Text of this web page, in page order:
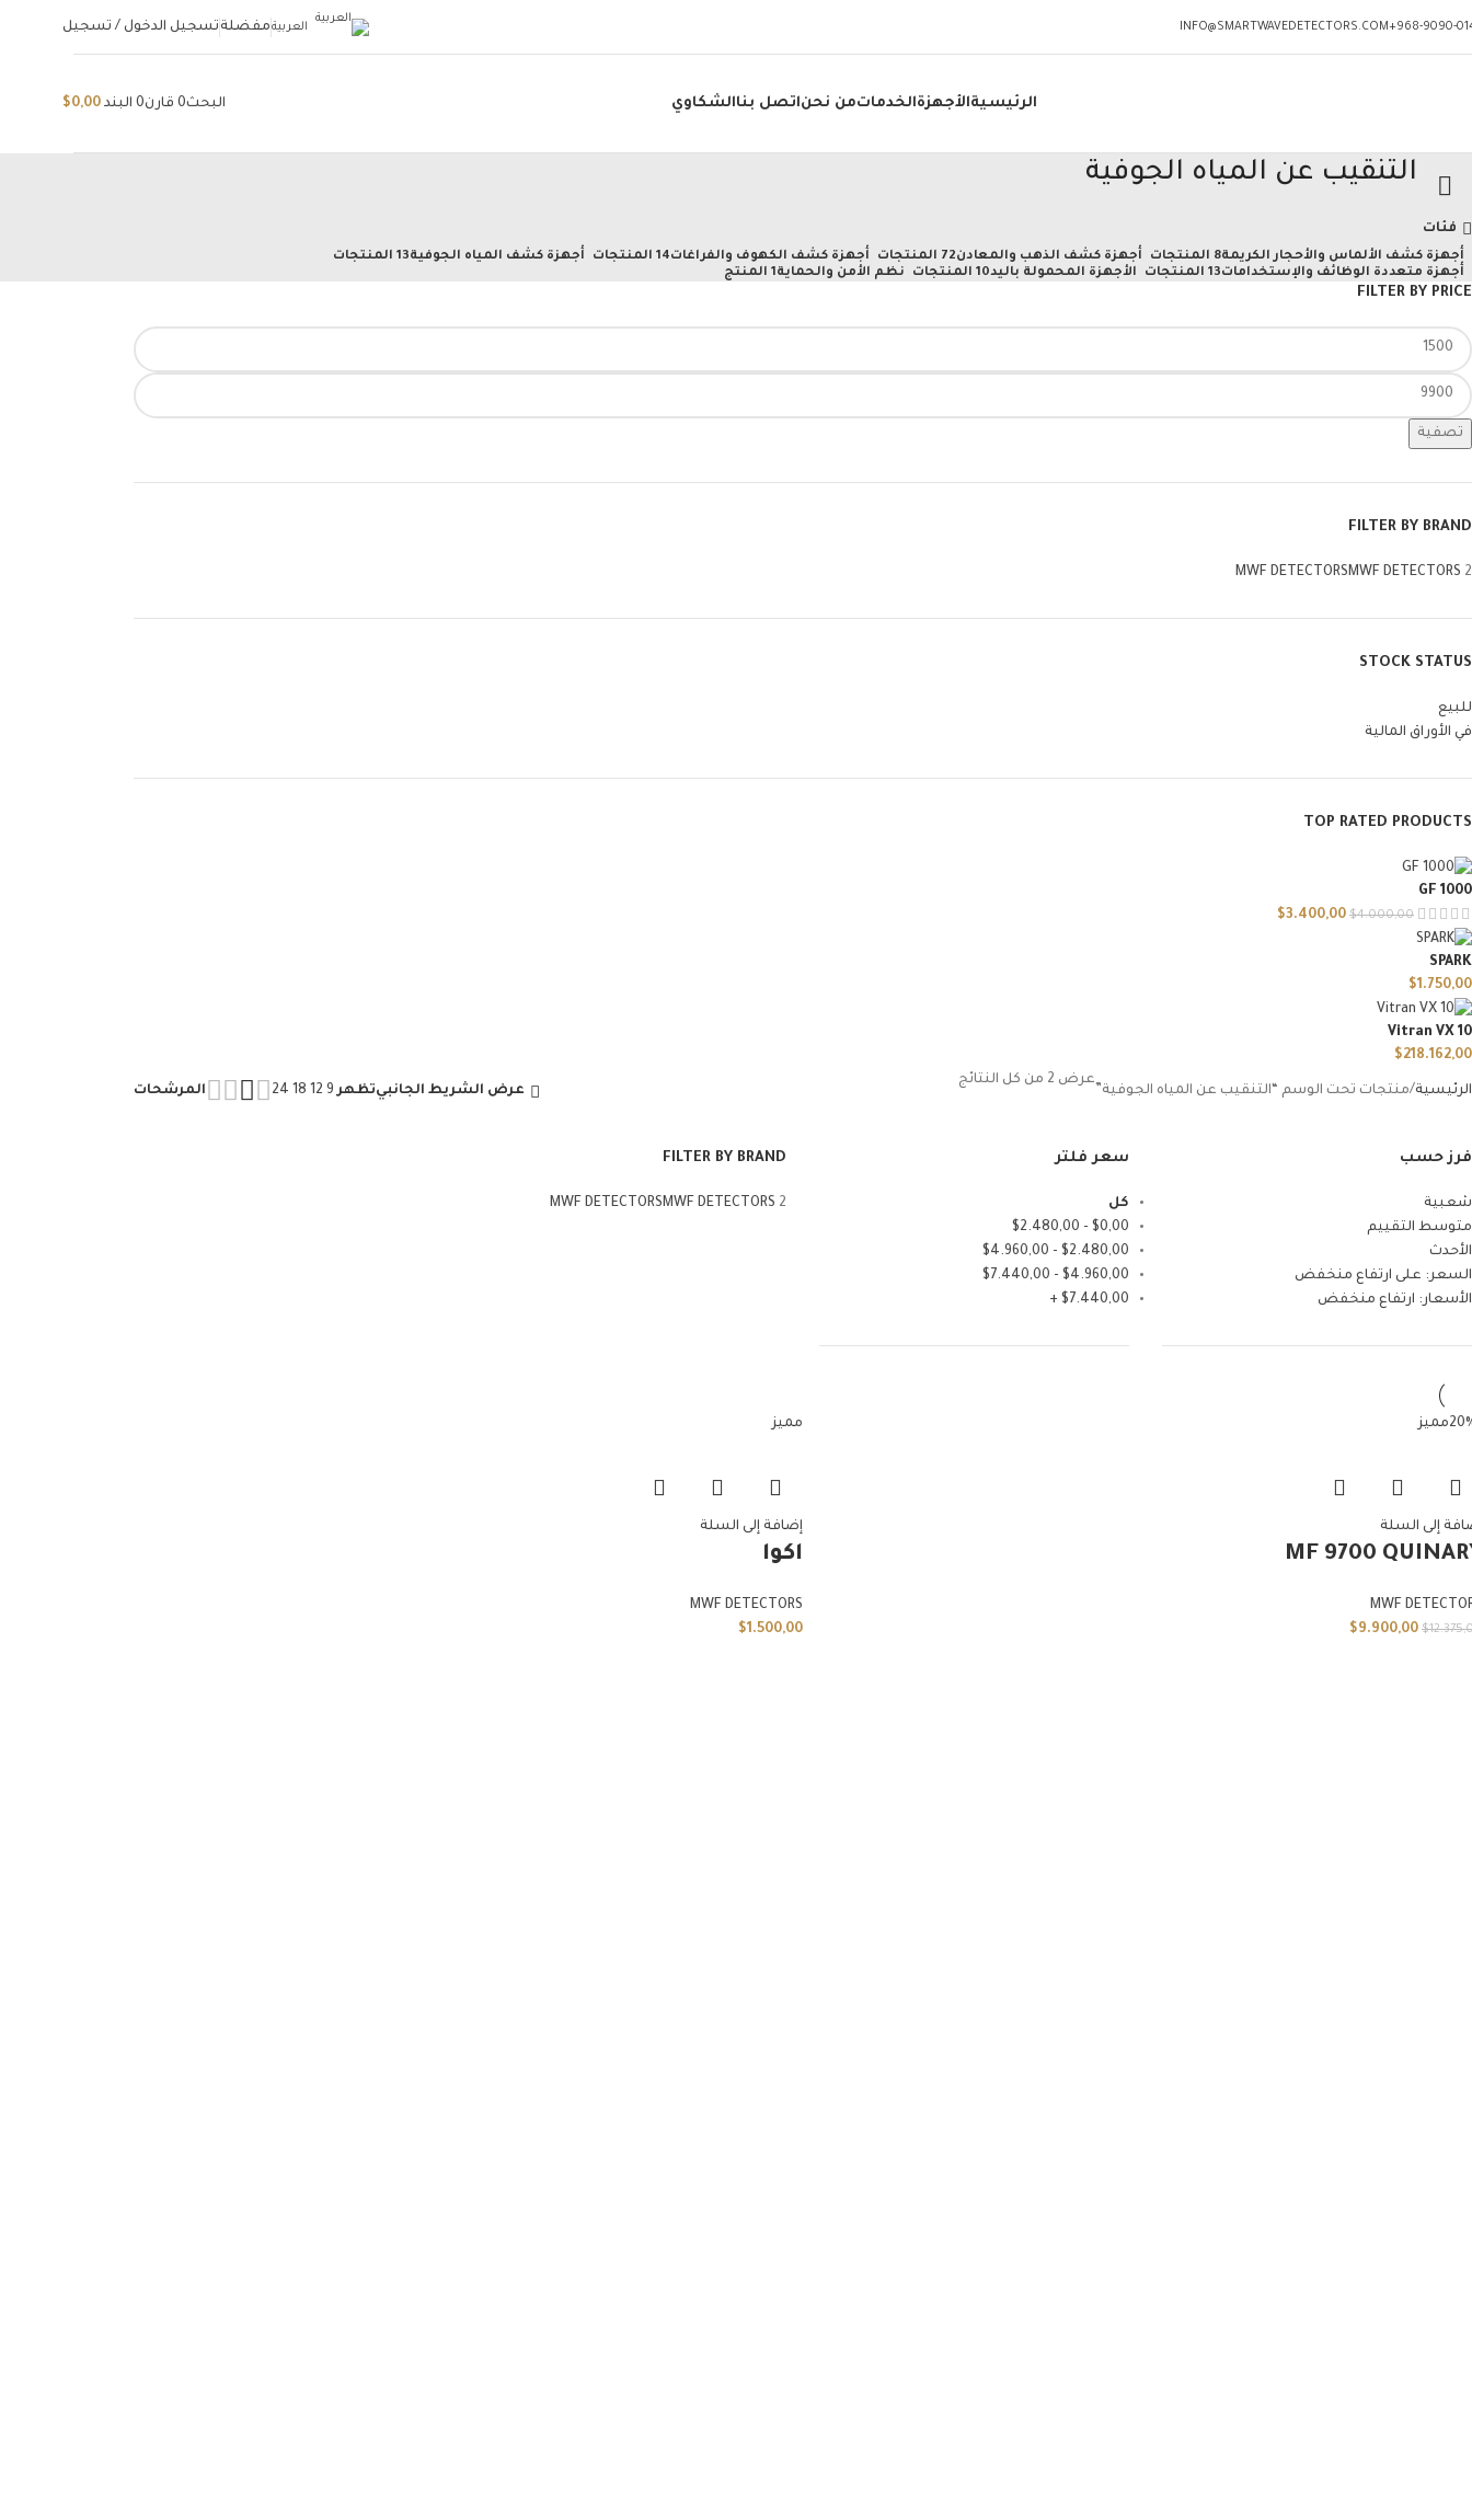
968-9090-
INFO@SMARTWAVEDETECTORS.COM العربيةمفضلة تسجيل الدخول / تسجيل
الرئيسيةالأجهزةالخدماتمن نحناتصل بناالشكاوي البحث0 قارن0 البند $0,00
التنقيب عن المياه الجوفية
فئات
أجهزة كشف الألماس والأحجار الكريمة8 المنتجات أجهزة كشف الذهب والمعادن72 المنتجات أجهزة كشف الكهوف والفراغات14 المنتجات أجهزة كشف المياه الجوفية13 المنتجات
أجهزة متعددة الوظائف والإستخدامات13 المنتجات الأجهزة المحمولة باليد10 المنتجات نظم الأمن والحماية1 المنتج
FILTER BY PRICE
تصفية
FILTER BY BRAND
MWF DETECTORSMWF DETECTORS 2
STOCK STATUS
للبيع
في الأوراق المالية
TOP RATED PRODUCTS
GF 1000
$4.000,00
$3.400,00
SPARK
$ 1.750,00
Vitran VX 10
$218.162,00
الرئيسية منتجات تحت الوسم “التنقيب عن المياه الجوفية”
عرض ⁦2⁩ من كل النتائج
عرض الشريط الجانبيتظهر 9
12
18
24 المرشحات
فرز حسب
شعبية
متوسط التقييم
الأحدث
السعر: على ارتفاع منخفض
الأسعار: ارتفاع منخفض
سعر فلتر
كل
$0,00
-
$2.480,00
$2.480,00
-
$4.960,00
$4.960,00
-
$7.440,00
$7.440,00
+
FILTER BY BRAND
MWF DETECTORSMWF DETECTORS 2
مميز
إلى السلة
MF 9700
MWF
$
$9.900,00
مميز
إضافة إلى السلة
اكوا
MWF DETECTORS
$ 1.500,00